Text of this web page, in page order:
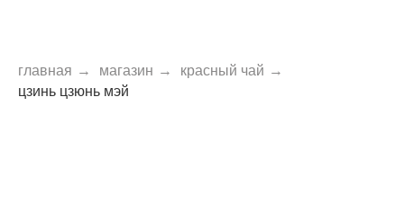
главная → магазин → красный чай →
цзинь цзюнь мэй